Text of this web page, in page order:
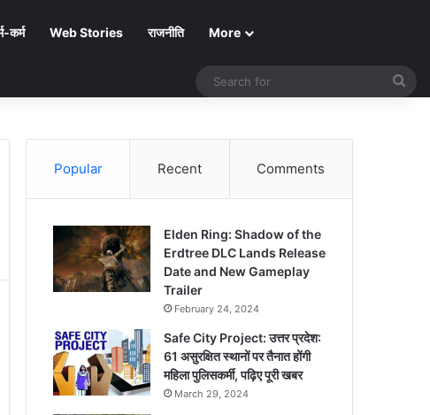
कर्म Web Stories राजनीति More
Popular Recent Comments
Elden Ring: Shadow of the
Erdtree DLC Lands Release
Date and New Gameplay
Trailer
February 24, 2024
Safe City Project: उत्तर प्रदेश:
61 असुरक्षित स्थानों पर तैनात होंगी
महिला पुलिसकर्मी, पढ़िए पूरी खबर
March 29, 2024